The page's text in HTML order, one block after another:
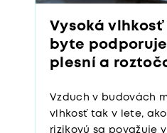
Vysoká vlhkosť
byte
plesní a
vlhkosť tak v lete,
rizikovú sa považuje
byte...